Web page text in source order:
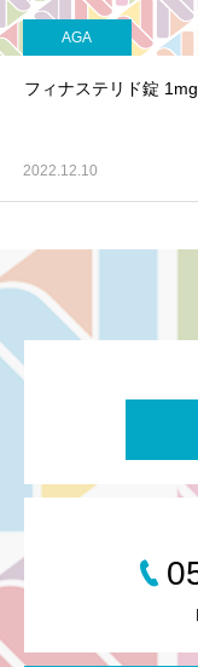
AGA
フィナステリド錠 1mg
2022.12.10